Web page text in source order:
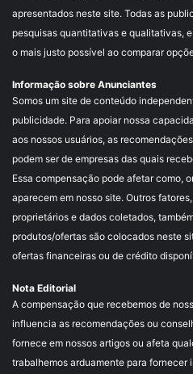
apresentados neste site. Todas as
pesquisas quantitativas e qualitativas,
o mais justo possível ao comparar
Informação sobre Anunciantes
Somos um site de conteúdo
publicidade. Para apoiar nossa
aos nossos usuários, as
podem ser de empresas das quais
Essa compensação pode afetar como,
aparecem em nosso site. Outros
proprietários e dados coletados,
produtos/ofertas são colocados neste
ofertas financeiras ou de crédito
Nota Editorial
A compensação que recebemos de
influencia as recomendações ou
fornece em nossos artigos ou afeta
trabalhemos arduamente para